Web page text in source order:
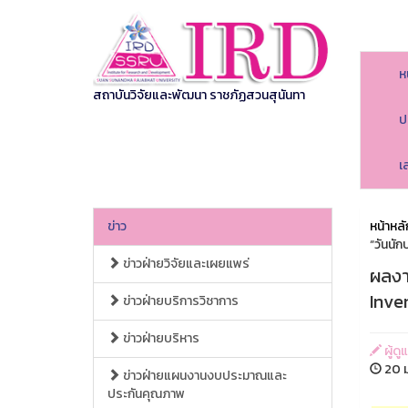
สถาบันวิจัยและพัฒนา ราชภัฏสวนสุนันทา
ข่าว
ข่าวฝ่ายวิจัยและเผยแพร่
ข่าวฝ่ายบริการวิชาการ
ข่าวฝ่ายบริหาร
ข่าวฝ่ายแผนงานงบประมาณและ
ประกันคุณภาพ
หน้าห
“วันนั
ผลง
ผู้ดูแ
20